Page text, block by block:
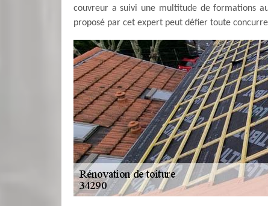
couvreur a suivi une multitude de formations
proposé par cet expert peut défier toute